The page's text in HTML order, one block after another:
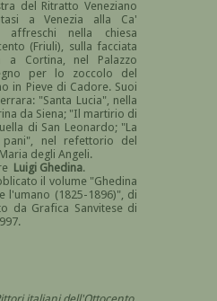
del Ritratto Veneziano
a Venezia alla Ca'
affreschi nella chiesa
(Friuli), sulla facciata
a Cortina, nel Palazzo
per lo zoccolo del
in Pieve di Cadore. Suoi
"Santa Lucia", nella
da Siena; "Il martirio di
di San Leonardo; "La
pani", nel refettorio del
degli Angeli.
Luigi Ghedina.
il volume "Ghedina
l'umano (1825-1896)", di
da Grafica Sanvitese di